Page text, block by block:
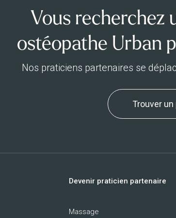
Vous recherchez
ostéopathe Urban
Nos praticiens partenaires se
Trouver
Devenir praticien partenaire
Massage